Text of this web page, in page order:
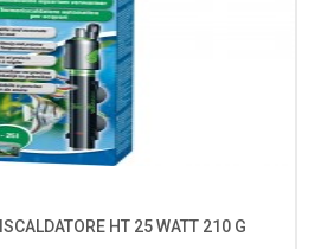
HT 25 WATT 210 G